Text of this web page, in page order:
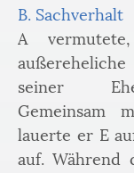
B. Sachverhalt
A
seiner
Gemeinsam
lauerte er E
auf. Während